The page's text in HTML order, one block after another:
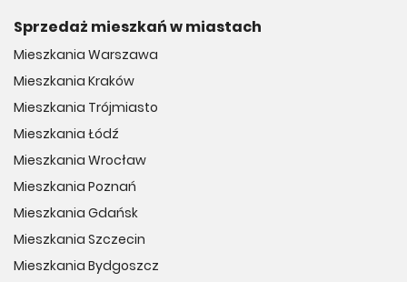
Sprzedaż mieszkań w miastach
Mieszkania Warszawa
Mieszkania Kraków
Mieszkania Trójmiasto
Mieszkania Łódź
Mieszkania Wrocław
Mieszkania Poznań
Mieszkania Gdańsk
Mieszkania Szczecin
Mieszkania Bydgoszcz